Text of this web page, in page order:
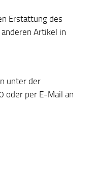
Erstattung des
Artikel in
unter der
per E-Mail an